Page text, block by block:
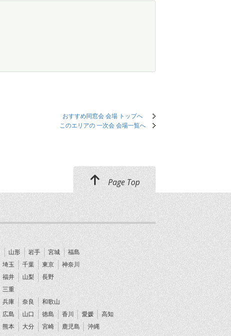
おすすめ同窓会 会場 トップへ
このエリアの 一次会 会場一覧へ
Page Top
山形 岩手 宮城
福島
埼玉 千葉 東京
神奈川
福井 山梨
長野
三重
兵庫 奈良
和歌山
広島 山口 徳島 香川 愛媛
高知
熊本 大分 宮崎 鹿児島 沖縄